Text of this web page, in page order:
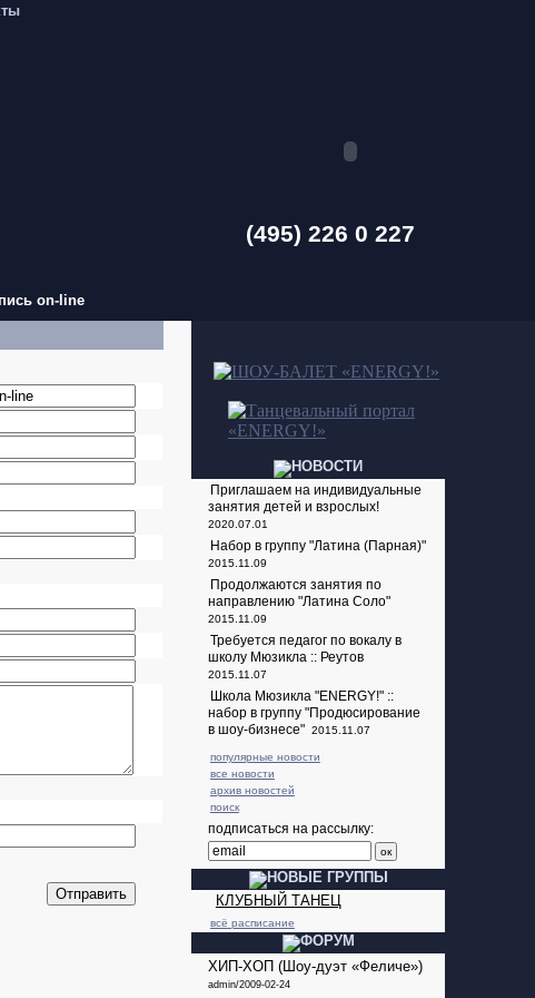
(495) 226 0 227
on-line
Приглашаем на индивидуальные
занятия детей и взрослых!
2020.07.01
Набор в группу "Латина (Парная)"
2015.11.09
Продолжаются занятия по
направлению "Латина Соло"
2015.11.09
Требуется педагог по вокалу в
школу Мюзикла :: Реутов
2015.11.07
Школа Мюзикла "ENERGY!" ::
набор в группу "Продюсирование
в шоу-бизнесе" 2015.11.07
популярные новости
все новости
архив новостей
поиск
подписаться на рассылку:
КЛУБНЫЙ ТАНЕЦ
всё расписание
ХИП-ХОП (Шоу-дуэт «Феличе»)
admin/2009-02-24